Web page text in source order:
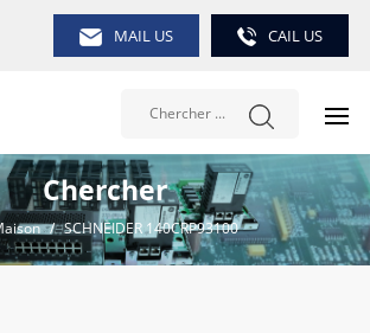
MAIL US CAIL US
Chercher
/ SCHNEIDER 140CRP93100